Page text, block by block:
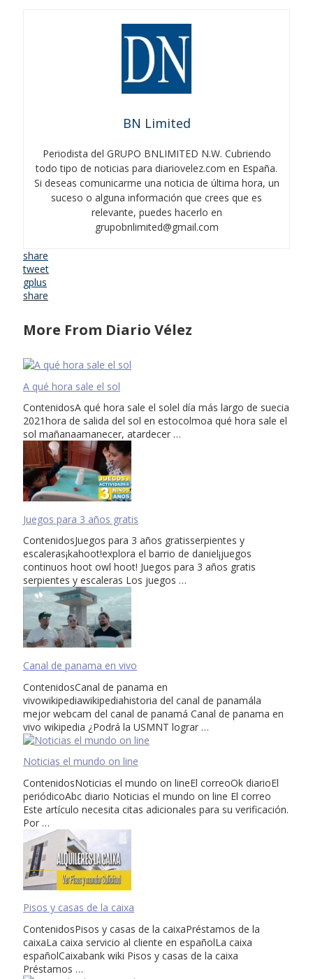
BN Limited
Periodista del GRUPO BNLIMITED N.W. Cubriendo
todo tipo de noticias para diariovelez.com en España.
Si deseas comunicarme una noticia de última hora, un
suceso o alguna información que crees que es
relevante, puedes hacerlo en
grupobnlimited@gmail.com
share
tweet
gplus
share
More From Diario Vélez
A qué hora sale el sol
ContenidosA qué hora sale el solel día más largo de suecia
2021hora de salida del sol en estocolmoa qué hora sale el
sol mañanaamanecer, atardecer …
Juegos para 3 años gratis
ContenidosJuegos para 3 años gratisserpientes y
escaleras¡kahoot!explora el barrio de daniel¡juegos
continuos hoot owl hoot! Juegos para 3 años gratis
serpientes y escaleras Los juegos …
Canal de panama en vivo
ContenidosCanal de panama en
vivowikipediawikipediahistoria del canal de panamála
mejor webcam del canal de panamá Canal de panama en
vivo wikipedia ¿Podrá la USMNT lograr …
Noticias el mundo on line
ContenidosNoticias el mundo on lineEl correoOk diarioEl
periódicoAbc diario Noticias el mundo on line El correo
Este artículo necesita citas adicionales para su verificación.
Por …
Pisos y casas de la caixa
ContenidosPisos y casas de la caixaPréstamos de la
caixaLa caixa servicio al cliente en españolLa caixa
españolCaixabank wiki Pisos y casas de la caixa
Préstamos …